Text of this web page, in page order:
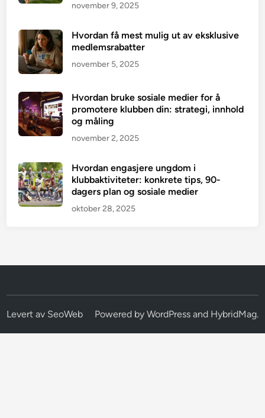
november 9, 2025
Hvordan få mest mulig ut av eksklusive
medlemsrabatter
november 5, 2025
Hvordan bruke sosiale medier for å
promotere klubben din: strategi, innhold
og måling
november 2, 2025
Hvordan engasjere ungdom i
klubbaktiviteter: konkrete tips, 90-
dagers plan og sosiale medier
oktober 28, 2025
Levert av SeoWeb Powered by WordPressand HybridMag.